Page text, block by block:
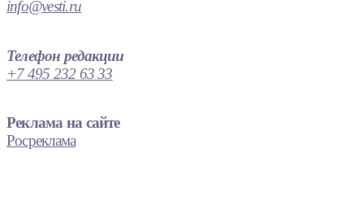
info@vesti.ru
Телефон редакции
+7 495 232 63 33
Реклама на сайте
Росреклама